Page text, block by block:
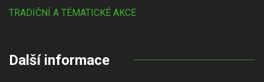
TRADIČNÍ A TÉMATICKÉ AKCE
Další informace